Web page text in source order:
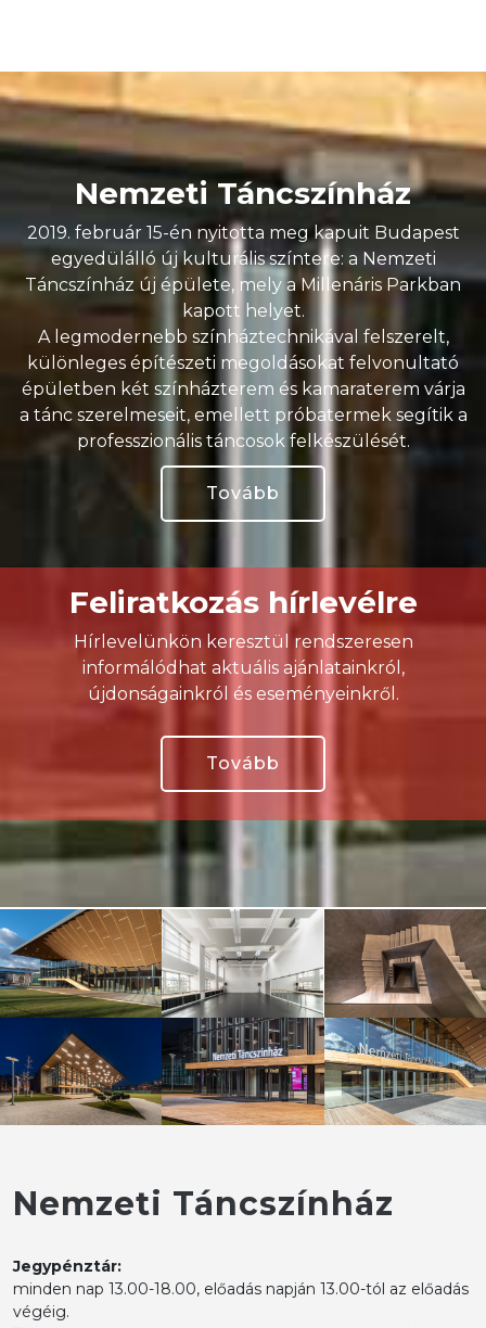
Nemzeti Táncszínház
2019. február 15-én nyitotta meg kapuit Budapest
egyedülálló új kulturális színtere: a Nemzeti
Táncszínház új épülete, mely a Millenáris Parkban
kapott helyet.
A legmodernebb színháztechnikával felszerelt,
különleges építészeti megoldásokat felvonultató
épületben két színházterem és kamaraterem várja
a tánc szerelmeseit, emellett próbatermek segítik a
professzionális táncosok felkészülését.
Tovább
Feliratkozás hírlevélre
Hírlevelünkön keresztül rendszeresen
informálódhat aktuális ajánlatainkról,
újdonságainkról és eseményeinkről.
Tovább
Nemzeti Táncszínház
Jegypénztár:
minden nap 13.00-18.00, előadás napján 13.00-tól az előadás
végéig.